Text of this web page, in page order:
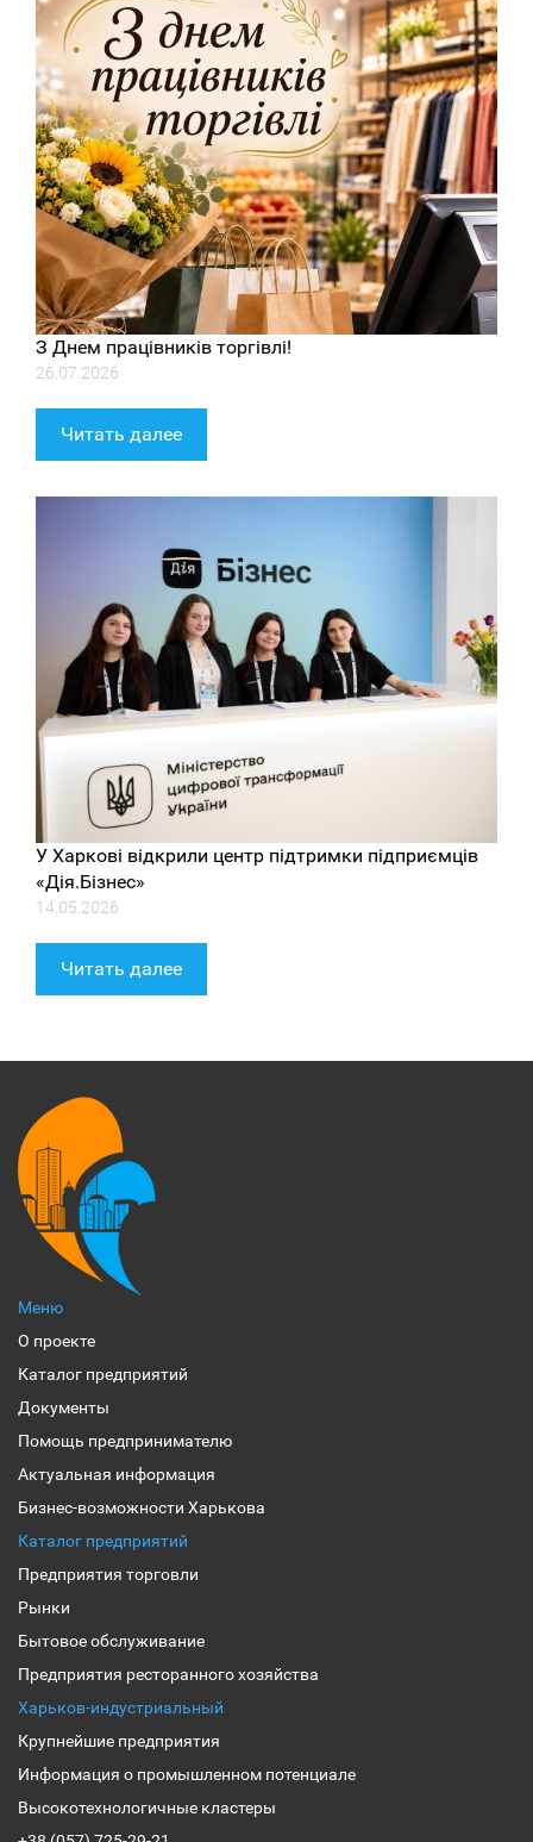
З Днем працівників торгівлі!
26.07.2026
Читать далее
У Харкові відкрили центр підтримки підприємців
«Дія.Бізнес»
14.05.2026
Читать далее
Меню
О проекте
Каталог предприятий
Документы
Помощь предпринимателю
Актуальная информация
Бизнес-возможности Харькова
Каталог предприятий
Предприятия торговли
Рынки
Бытовое обслуживание
Предприятия ресторанного хозяйства
Харьков-индустриальный
Крупнейшие предприятия
Информация о промышленном потенциале
Высокотехнологичные кластеры